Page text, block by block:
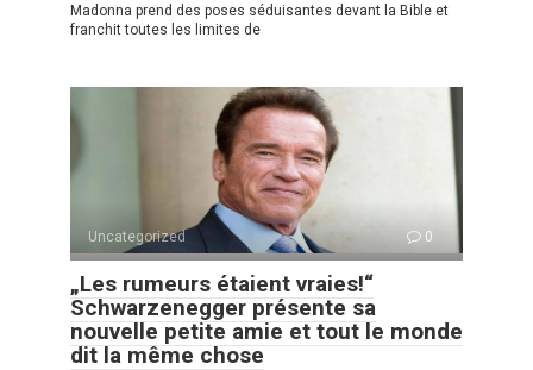
Madonna prend des poses séduisantes devant la Bible et
franchit toutes les limites de
Uncategorized 0
„Les rumeurs étaient vraies!“
Schwarzenegger présente sa
nouvelle petite amie et tout le monde
dit la même chose